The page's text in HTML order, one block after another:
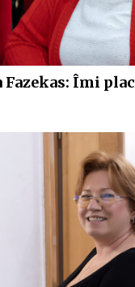
Fazekas: Îmi